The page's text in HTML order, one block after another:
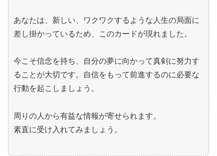
あなたは、新しい、ワクワクするような人生の局面に
差し掛かっているため、このカードが現れました。
今こそ信念を持ち、自分の夢に向かって真剣に努力す
ることが大切です。自信をもって前進するのに必要な
行動を起こしましょう。
周りの人から有益な情報が寄せられます。
素直に受け入れてみましょう。